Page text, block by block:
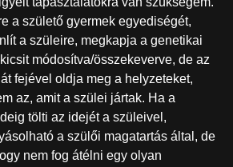
a születő gyermek egyediségét,
a szüleire, megkapja a genetikai
módosítva/összekeverve, de az
fejével oldja meg a helyzeteket,
az, amit a szülei jártak. Ha a
tölti az idejét a szüleivel,
a szülői magatartás által, de
nem fog átélni egy olyan